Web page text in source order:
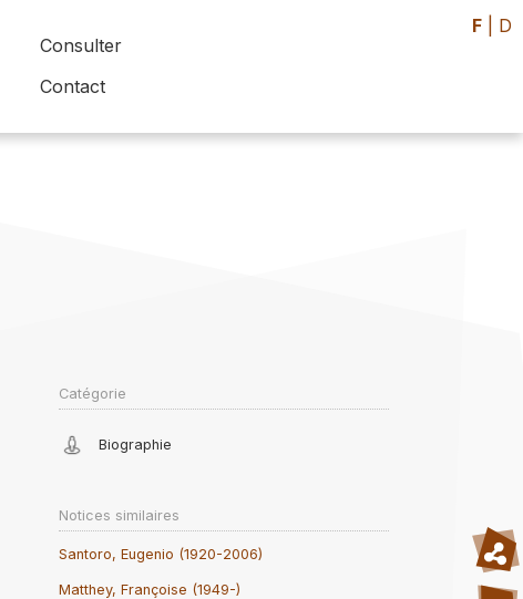
Consulter
Contact
F D
Catégorie
Biographie
Notices similaires
Santoro, Eugenio (1920-2006)
Matthey, Françoise (1949-)